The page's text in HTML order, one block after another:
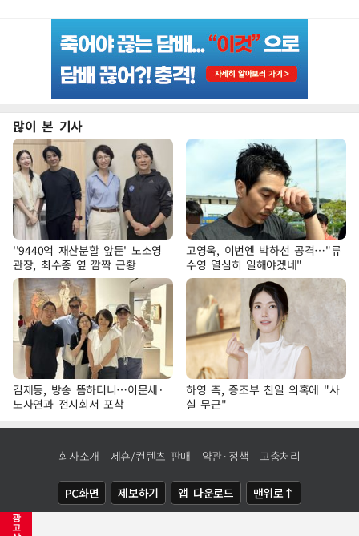
광
고
많이 본 기사
''9440억 재산분할 앞둔' 노소영
관장, 최수종 옆 깜짝 근황
고영욱, 이번엔 박하선 공격…"류
수영 열심히 일해야겠네"
김제동, 방송 뜸하더니…이문세·
노사연과 전시회서 포착
하영 측, 증조부 친일 의혹에 "사
실 무근"
회사소개 제휴/컨텐츠 판매 약관·정책 고충처리
PC화면 제보하기 앱 다운로드 맨위로↑